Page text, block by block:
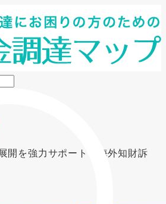
開を強力サポート！海外知財訴